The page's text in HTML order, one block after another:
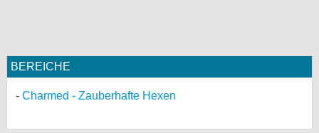
BEREICHE
Charmed - Zauberhafte Hexen